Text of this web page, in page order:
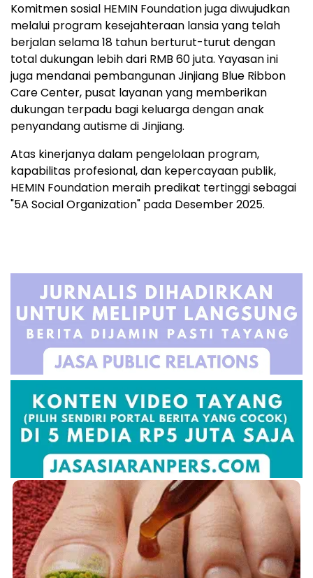
Komitmen sosial HEMIN Foundation juga diwujudkan
melalui program kesejahteraan lansia yang telah
berjalan selama 18 tahun berturut-turut dengan
total dukungan lebih dari RMB 60 juta. Yayasan ini
juga mendanai pembangunan Jinjiang Blue Ribbon
Care Center, pusat layanan yang memberikan
dukungan terpadu bagi keluarga dengan anak
penyandang autisme di Jinjiang.
Atas kinerjanya dalam pengelolaan program,
kapabilitas profesional, dan kepercayaan publik,
HEMIN Foundation meraih predikat tertinggi sebagai
"5A Social Organization" pada Desember 2025.